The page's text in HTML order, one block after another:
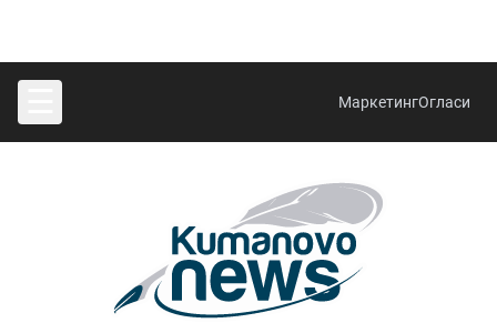
МаркетингОгласи